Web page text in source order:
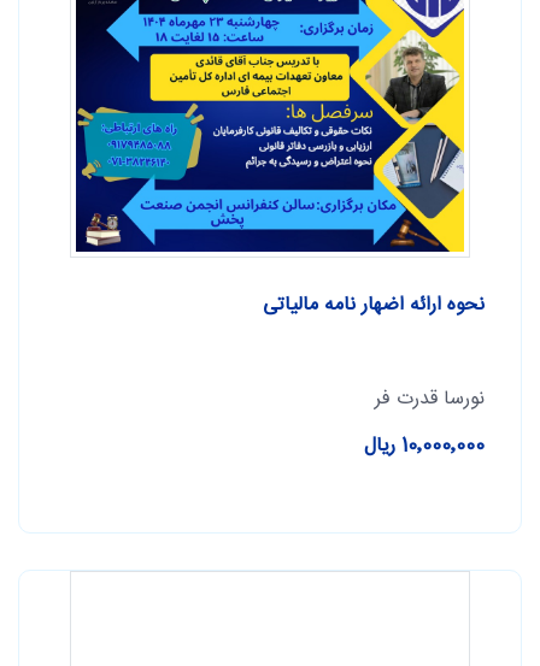
نحوه ارائه اضهار نامه مالیاتی
نورسا قدرت فر
10٬000٬000 ریال